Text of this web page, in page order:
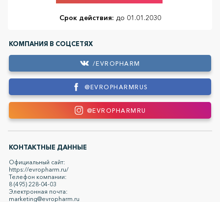
КОМПАНИЯ В СОЦСЕТЯХ
/EVROPHARM
@EVROPHARMRUS
@EVROPHARMRU
КОНТАКТНЫЕ ДАННЫЕ
Официальный сайт:
https://evropharm.ru/
Телефон компании:
8 (495) 228-04-03
Электронная почта:
marketing@evropharm.ru
Срок действия: до 01.01.2030